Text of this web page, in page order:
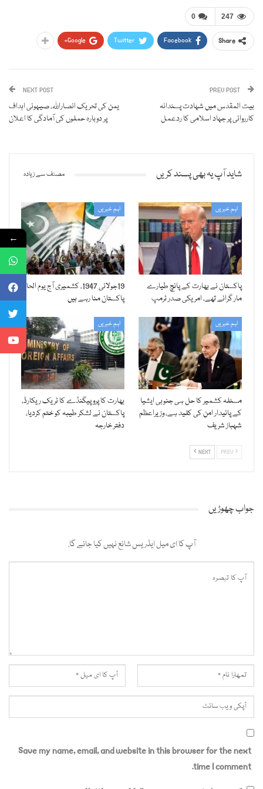
0 247
Share
Facebook
Twitter
Google+
بیت المقدس میں شہادت پسندانہ
کارروائی پر جہاد اسلامی کا ردعمل
NEXT POST
یمن کی تحریک انصاراللہ، صیہونی اہداف
پر دوبارہ حملوں کی آمادگی کا اعلان
شاید آپ یہ بھی پسند کریں مصنف سے زیادہ
اہم خبریں
پاکستان نے بھارت کے پانچ طیارے
مار گرائے تھے، امریکی صدر ٹرمپ
اہم خبریں
19جولائی 1947، کشمیری آج یوم الحاق
پاکستان منا رہے ہیں
اہم خبریں
مسئلہ کشمیر کا حل ہی جنوبی ایشیا
کے پائیدار امن کی کلید ہے، وزیراعظم
شہباز شریف
اہم خبریں
بھارت کا پروپیگنڈے کا ٹریک ریکارڈ،
پاکستان نے لشکر طیبہ کو ختم کردیا،
دفتر خارجہ
NEXT
جواب چھوڑیں
آپ کا ای میل ایڈریس شائع نہیں کیا جائے گا.
Save my name, email, and website in this browser for the next
time I comment.
←